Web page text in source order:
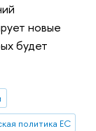
новые
будет
политика ЕС